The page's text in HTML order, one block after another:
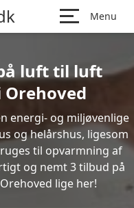
Menu
luft til luft
energi- og miljøvenlige
og helårshus, ligesom
til opvarmning af
og nemt 3 tilbud på
lige her!